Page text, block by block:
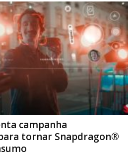
campanha
tornar Snapdragon®